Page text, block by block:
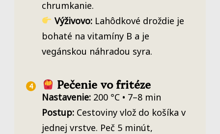
chrumkanie.
Výživovo:Lahôdkové droždie je
bohaté na vitamíny B a je
vegánskou náhradou syra.
Pečenie vo fritéze
Nastavenie: 200 °C • 7–8 min
Postup: Cestoviny vlož do košíka v
jednej vrstve. Peč 5 minút,